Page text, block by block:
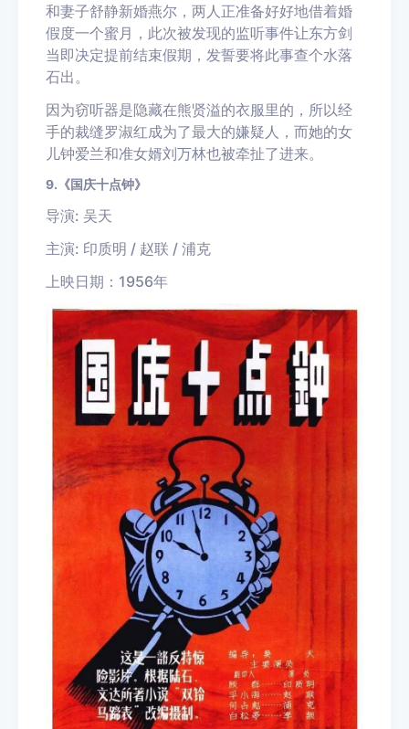
和妻子舒静新婚燕尔，两人正准备好好地借着婚
假度一个蜜月，此次被发现的监听事件让东方剑
当即决定提前结束假期，发誓要将此事查个水落
石出。
因为窃听器是隐藏在熊贤溢的衣服里的，所以经
手的裁缝罗淑红成为了最大的嫌疑人，而她的女
儿钟爱兰和准女婿刘万林也被牵扯了进来。
9.《国庆十点钟》
导演: 吴天
主演: 印质明 / 赵联 / 浦克
上映日期：1956年